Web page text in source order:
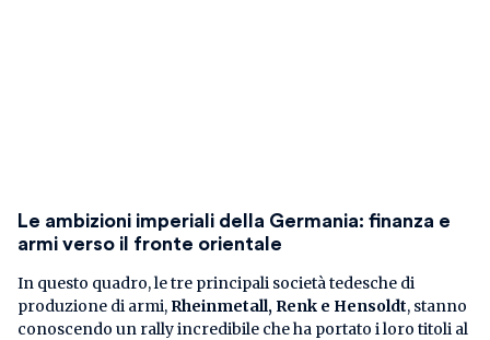
Le ambizioni imperiali della Germania: finanza e
armi verso il fronte orientale
In questo quadro, le tre principali società tedesche di
produzione di armi, Rheinmetall, Renk e Hensoldt, stanno
conoscendo un rally incredibile che ha portato i loro titoli al